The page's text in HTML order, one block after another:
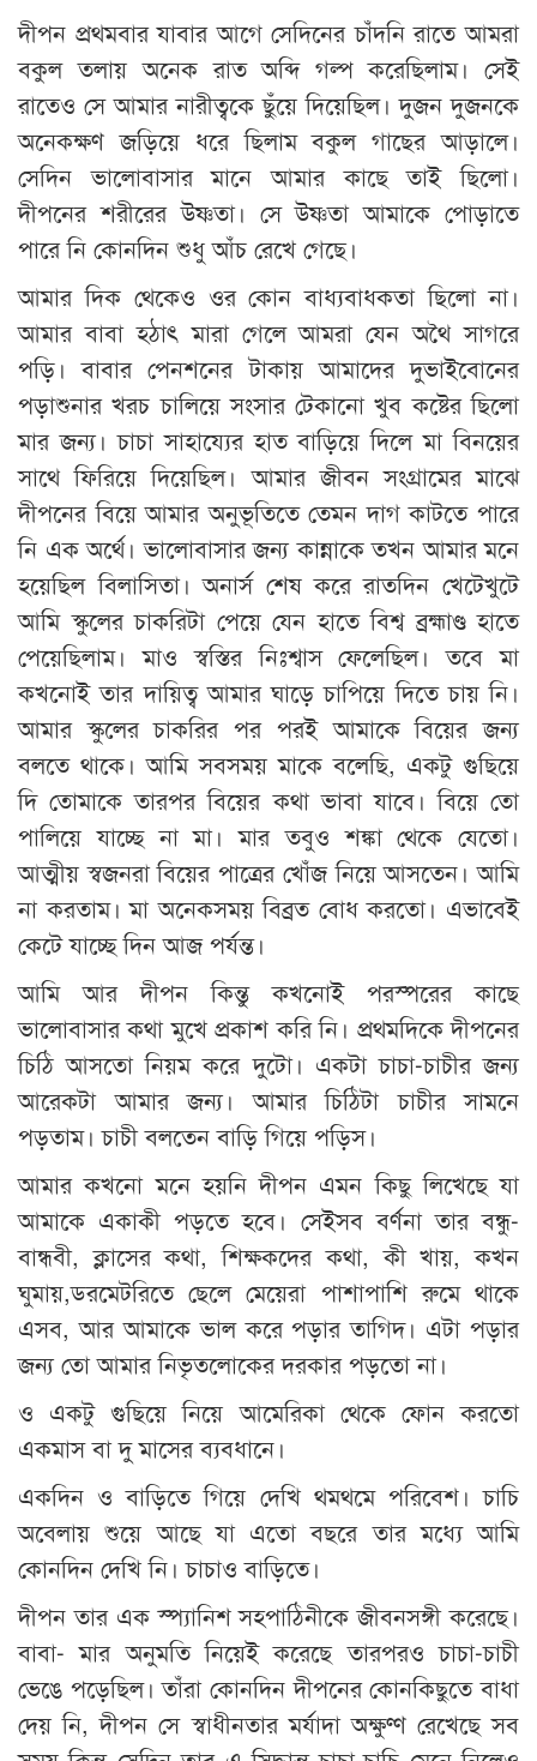
দীপন প্রথমবার যাবার আগে সেদিনের চাঁদনি রাতে আমরা
বকুল তলায় অনেক রাত অব্দি গল্প করেছিলাম। সেই
রাতেও সে আমার নারীত্বকে ছুঁয়ে দিয়েছিল। দুজন দুজনকে
অনেকক্ষণ জড়িয়ে ধরে ছিলাম বকুল গাছের আড়ালে।
সেদিন ভালোবাসার মানে আমার কাছে তাই ছিলো।
দীপনের শরীরের উষ্ণতা। সে উষ্ণতা আমাকে পোড়াতে
পারে নি কোনদিন শুধু আঁচ রেখে গেছে।
আমার দিক থেকেও ওর কোন বাধ্যবাধকতা ছিলো না।
আমার বাবা হঠাৎ মারা গেলে আমরা যেন অথৈ সাগরে
পড়ি। বাবার পেনশনের টাকায় আমাদের দুভাইবোনের
পড়াশুনার খরচ চালিয়ে সংসার টেকানো খুব কষ্টের ছিলো
মার জন্য। চাচা সাহায্যের হাত বাড়িয়ে দিলে মা বিনয়ের
সাথে ফিরিয়ে দিয়েছিল। আমার জীবন সংগ্রামের মাঝে
দীপনের বিয়ে আমার অনুভূতিতে তেমন দাগ কাটতে পারে
নি এক অর্থে। ভালোবাসার জন্য কান্নাকে তখন আমার মনে
হয়েছিল বিলাসিতা। অনার্স শেষ করে রাতদিন খেটেখুটে
আমি স্কুলের চাকরিটা পেয়ে যেন হাতে বিশ্ব ব্রহ্মাণ্ড হাতে
পেয়েছিলাম। মাও স্বস্তির নিঃশ্বাস ফেলেছিল। তবে মা
কখনোই তার দায়িত্ব আমার ঘাড়ে চাপিয়ে দিতে চায় নি।
আমার স্কুলের চাকরির পর পরই আমাকে বিয়ের জন্য
বলতে থাকে। আমি সবসময় মাকে বলেছি, একটু গুছিয়ে
দি তোমাকে তারপর বিয়ের কথা ভাবা যাবে। বিয়ে তো
পালিয়ে যাচ্ছে না মা। মার তবুও শঙ্কা থেকে যেতো।
আত্মীয় স্বজনরা বিয়ের পাত্রের খোঁজ নিয়ে আসতেন। আমি
না করতাম। মা অনেকসময় বিব্রত বোধ করতো। এভাবেই
কেটে যাচ্ছে দিন আজ পর্যন্ত।
আমি আর দীপন কিন্তু কখনোই পরস্পরের কাছে
ভালোবাসার কথা মুখে প্রকাশ করি নি। প্রথমদিকে দীপনের
চিঠি আসতো নিয়ম করে দুটো। একটা চাচা-চাচীর জন্য
আরেকটা আমার জন্য। আমার চিঠিটা চাচীর সামনে
পড়তাম। চাচী বলতেন বাড়ি গিয়ে পড়িস।
আমার কখনো মনে হয়নি দীপন এমন কিছু লিখেছে যা
আমাকে একাকী পড়তে হবে। সেইসব বর্ণনা তার বন্ধু-
বান্ধবী, ক্লাসের কথা, শিক্ষকদের কথা, কী খায়, কখন
ঘুমায়,ডরমেটরিতে ছেলে মেয়েরা পাশাপাশি রুমে থাকে
এসব, আর আমাকে ভাল করে পড়ার তাগিদ। এটা পড়ার
জন্য তো আমার নিভৃতলোকের দরকার পড়তো না।
ও একটু গুছিয়ে নিয়ে আমেরিকা থেকে ফোন করতো
একমাস বা দু মাসের ব্যবধানে।
একদিন ও বাড়িতে গিয়ে দেখি থমথমে পরিবেশ। চাচি
অবেলায় শুয়ে আছে যা এতো বছরে তার মধ্যে আমি
কোনদিন দেখি নি। চাচাও বাড়িতে।
দীপন তার এক স্প্যানিশ সহপাঠিনীকে জীবনসঙ্গী করেছে।
বাবা- মার অনুমতি নিয়েই করেছে তারপরও চাচা-চাচী
ভেঙে পড়েছিল। তাঁরা কোনদিন দীপনের কোনকিছুতে বাধা
দেয় নি, দীপন সে স্বাধীনতার মর্যাদা অক্ষুণ্ণ রেখেছে সব